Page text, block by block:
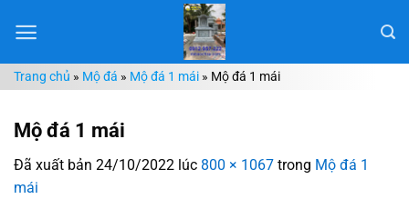
đến
dungTrang chủ » Mộ đá » Mộ đá 1 mái » Mộ đá 1 mái
Mộ đá 1 mái
Đã xuất bản 24/10/2022 lúc 800 × 1067 trong Mộ đá 1
mái